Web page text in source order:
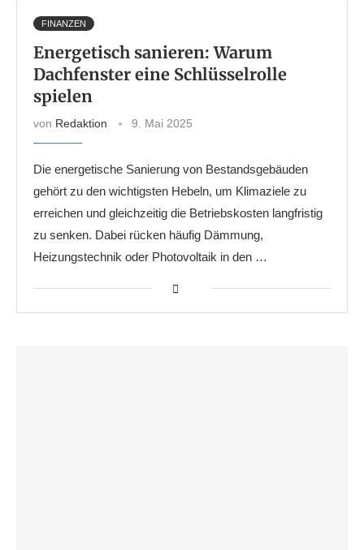
FINANZEN
Energetisch sanieren: Warum
Dachfenster eine Schlüsselrolle
spielen
von Redaktion 9. Mai 2025
Die energetische Sanierung von Bestandsgebäuden
gehört zu den wichtigsten Hebeln, um Klimaziele zu
erreichen und gleichzeitig die Betriebskosten langfristig
zu senken. Dabei rücken häufig Dämmung,
Heizungstechnik oder Photovoltaik in den …